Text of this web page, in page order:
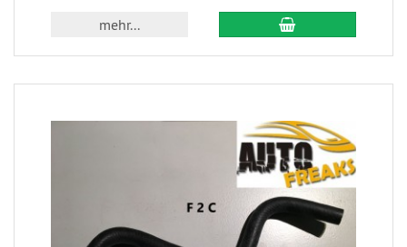
mehr...